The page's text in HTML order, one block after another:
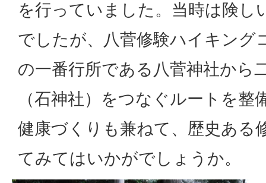
を行っていました。当時は険し
でしたが、八菅修験ハイキング
の一番行所である八菅神社から
（石神社）をつなぐルートを整
健康づくりも兼ねて、歴史ある
てみてはいかがでしょうか。